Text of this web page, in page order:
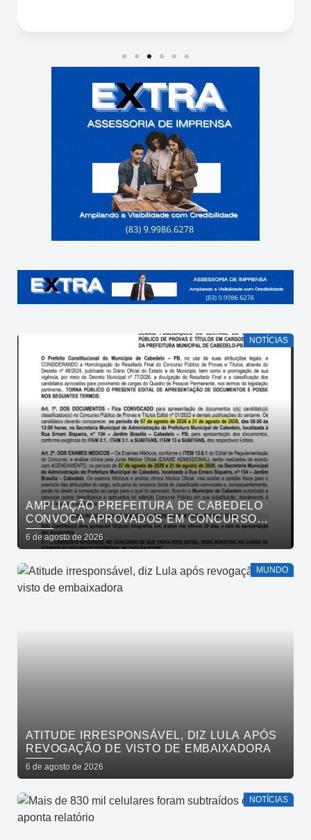
NOTÍCIAS
AMPLIAÇÃO PREFEITURA DE CABEDELO
CONVOCA APROVADOS EM CONCURSO
PÚBLICO DA SAÚDE PARA APRESENTAÇÃO
DE DOCUMENTOS
6 de agosto de 2026
MUNDO
ATITUDE IRRESPONSÁVEL, DIZ LULA APÓS
REVOGAÇÃO DE VISTO DE EMBAIXADORA
6 de agosto de 2026
NOTÍCIAS